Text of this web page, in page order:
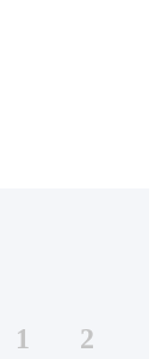
1
2